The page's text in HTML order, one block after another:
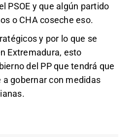
PSOE y que algún partido
o CHA coseche eso.
y por lo que se
Extremadura, esto
del PP que tendrá que
gobernar con medidas